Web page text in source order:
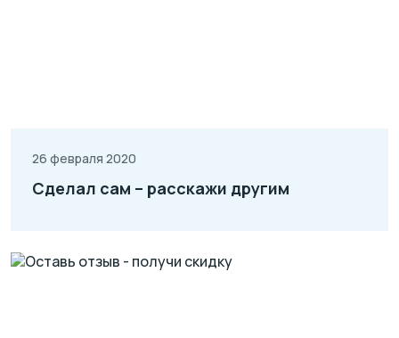
26 февраля 2020
Сделал сам – расскажи другим